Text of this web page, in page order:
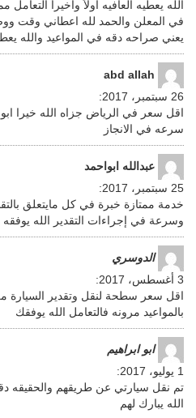
الله يعطيه العافيه اولاً واخيراً
في المعلن والحمد لله اعطاني وقت
يعني صراحه دقه في المواعيد والله
abd allah
26 سبتمبر، 2017
:
اقل سعر في الرياض جزاه الله خيرا
سرعه في الانجاز
عبدالله ابواحمد
25 سبتمبر، 2017
:
خدمة ممتازة خبرة في كل مايتعلق
وسرعة في إجراءات التقدير الله
الدوسري
3 أغسطس، 2017
:
اقل سعر سطحة لنقل وتقدير السيارة
بالمواعيد مرونه فالتعامل الله يوفقك
ابو ابراهيم
1 يوليو، 2017
:
تم نقل سيارتي عن طريقهم والحقيقه
الله يبارك لهم